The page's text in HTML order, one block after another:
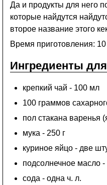
Да и продукты для него
которые найдутся
второе название этого
Время приготовления:
Ингредиенты
крепкий чай - 100 мл
100 граммов
пол стакана варенья
мука - 250 г
куриное яйцо - две
подсолнечное масло -
сода - одна ч. л.